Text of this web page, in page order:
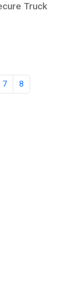
Truck
7 8